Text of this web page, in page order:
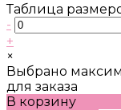
Таблица
-
+
×
Выбрано
для заказа
В корзину